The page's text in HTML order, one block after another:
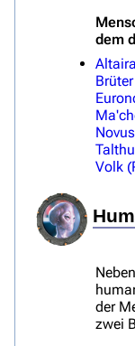
dem
Brüter
Novus
Volk
der
zwei